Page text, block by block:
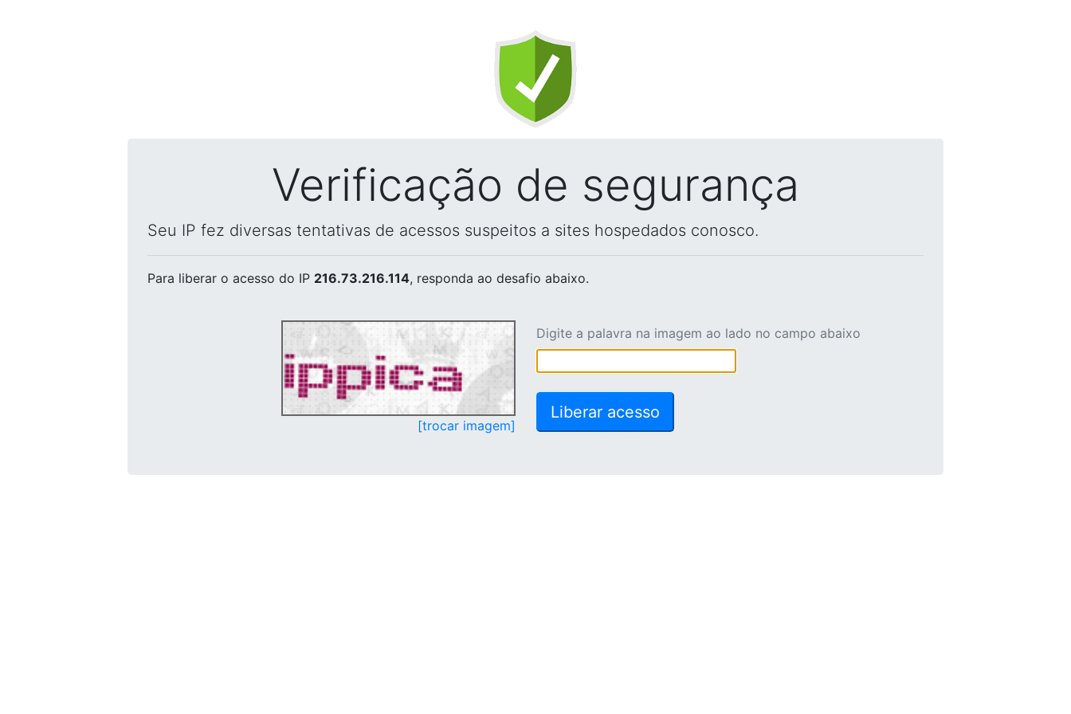
Verificação de segurança
Seu IP fez diversas tentativas de acessos suspeitos a sites hospedados conosco.
Para liberar o acesso do IP 216.73.216.114, responda ao desafio abaixo.
[trocar imagem]
Digite a palavra na imagem ao lado no campo abaixo